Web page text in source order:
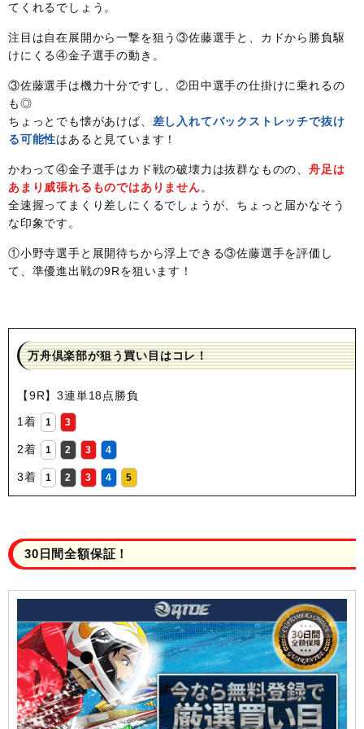
てくれるでしょう。
注目は自在展開から一撃を狙う③佐藤選手と、カドから勝負駆
けにくる④金子選手の動き。
③佐藤選手は機力十分ですし、②田中選手の仕掛けに乗れるの
も◎
ちょっとでも懐があけば、 差し入れてバックストレッチで抜け
る可能性はあると見ています！
かわって④金子選手はカド戦の破壊力は抜群なものの、 舟足は
あまり威張れるものではありません。
全速握ってまくり差しにくるでしょうが、ちょっと届かなそう
な印象です。
①小野寺選手と展開待ちから浮上できる③佐藤選手を評価し
て、準優進出戦の9Rを狙います！
万舟倶楽部が狙う買い目はコレ！
【9R】3連単18点勝負
1着
1 3
2着 1 2 3 4
3着 1 2 3 4 5
30日間全額保証！